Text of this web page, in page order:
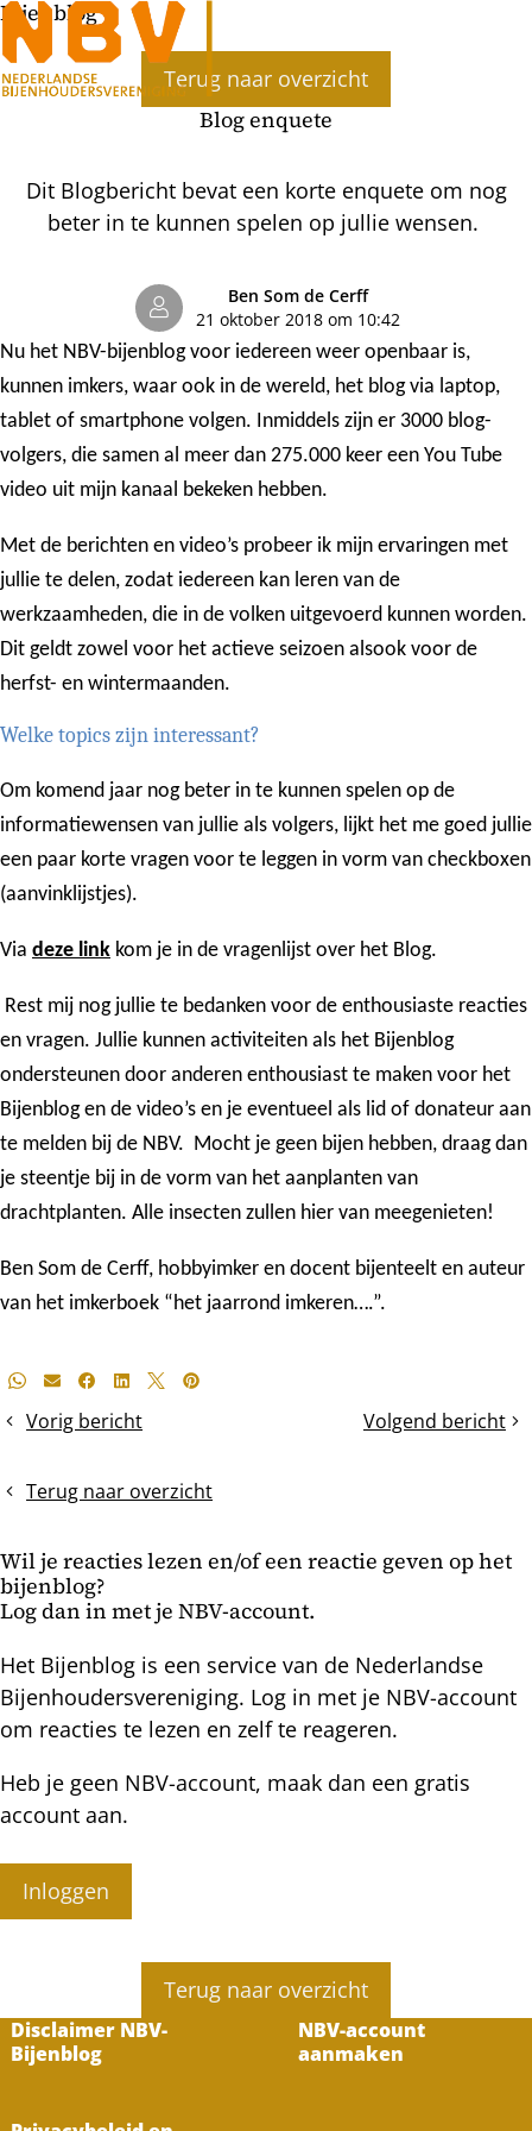
Bijenblog
Terug naar overzicht
Blog enquete
Dit Blogbericht bevat een korte enquete om nog
beter in te kunnen spelen op jullie wensen.
Ben Som de Cerff
21 oktober 2018 om 10:42
Nu het NBV-bijenblog voor iedereen weer openbaar is,
kunnen imkers, waar ook in de wereld, het blog via laptop,
tablet of smartphone volgen. Inmiddels zijn er 3000 blog-
volgers, die samen al meer dan 275.000 keer een You Tube
video uit mijn kanaal bekeken hebben.
Met de berichten en video’s probeer ik mijn ervaringen met
jullie te delen, zodat iedereen kan leren van de
werkzaamheden, die in de volken uitgevoerd kunnen worden.
Dit geldt zowel voor het actieve seizoen alsook voor de
herfst- en wintermaanden.
Welke topics zijn interessant?
Om komend jaar nog beter in te kunnen spelen op de
informatiewensen van jullie als volgers, lijkt het me goed jullie
een paar korte vragen voor te leggen in vorm van checkboxen
(aanvinklijstjes).
Via deze link kom je in de vragenlijst over het Blog.
Rest mij nog jullie te bedanken voor de enthousiaste reacties
en vragen. Jullie kunnen activiteiten als het Bijenblog
ondersteunen door anderen enthousiast te maken voor het
Bijenblog en de video’s en je eventueel als lid of donateur aan
te melden bij de NBV. Mocht je geen bijen hebben, draag dan
je steentje bij in de vorm van het aanplanten van
drachtplanten. Alle insecten zullen hier van meegenieten!
Ben Som de Cerff, hobbyimker en docent bijenteelt en auteur
van het imkerboek “het jaarrond imkeren….”.
Deel
dit
bericht
Whatsapp
E-mailFacebook
LinkedIn
X Pinterest
Vorig bericht
Het
na
Summer
Volgend bericht
De
Terug naar overzicht
Wil je reacties lezen en/of een reactie geven op het
bijenblog?
Log dan in met je NBV-account.
Het Bijenblog is een service van de Nederlandse
Bijenhoudersvereniging. Log in met je NBV-account
om reacties te lezen en zelf te reageren.
Heb je geen NBV-account, maak dan een gratis
account aan.
Inloggen
Terug naar overzicht
Disclaimer NBV-
Bijenblog
NBV-account
aanmaken